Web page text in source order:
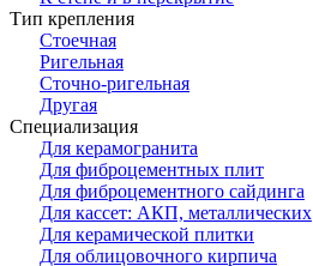
Тип крепления
Стоечная
Ригельная
Сточно-ригельная
Другая
Специализация
Для керамогранита
Для фиброцементных плит
Для фиброцементного сайдинга
Для кассет: АКП, металлических
Для керамической плитки
Для облицовочного кирпича